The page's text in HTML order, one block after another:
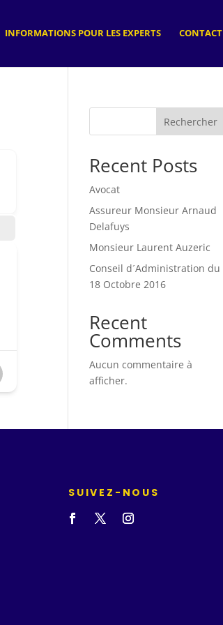
INFORMATIONS POUR LES EXPERTS CONTACT
Rechercher
Recent Posts
Avocat
Assureur Monsieur Arnaud
Delafuys
Monsieur Laurent Auzeric
Conseil d´Administration du
18 Octobre 2016
Recent
Comments
Aucun commentaire à
afficher.
SUIVEZ-NOUS